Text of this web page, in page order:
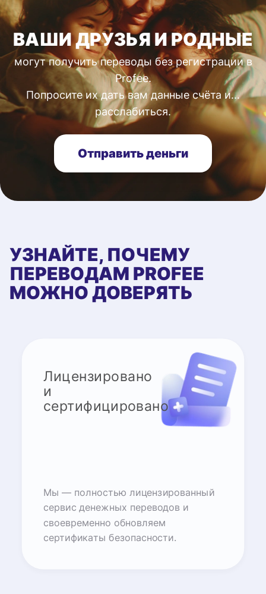
ВАШИ ДРУЗЬЯ И РОДНЫЕ
могут получить переводы без регистрации в
Profee.
Попросите их дать вам данные счёта и...
расслабиться.
Отправить деньги
УЗНАЙТЕ, ПОЧЕМУ
ПЕРЕВОДАМ PROFEE
МОЖНО ДОВЕРЯТЬ
Лицензировано
и
сертифицировано
Мы — полностью лицензированный
сервис денежных переводов и
своевременно обновляем
сертификаты безопасности.